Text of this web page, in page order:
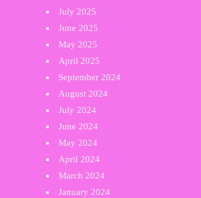
July 2025
June 2025
May 2025
April 2025
September 2024
August 2024
July 2024
June 2024
May 2024
April 2024
March 2024
January 2024